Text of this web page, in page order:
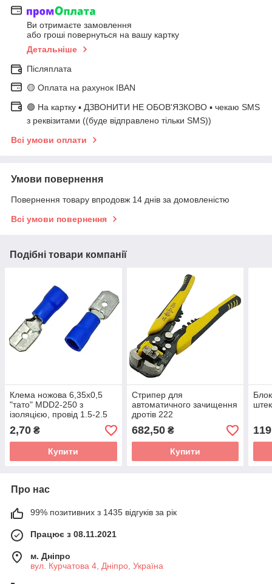
Ви отримаєте замовлення
або гроші повернуться на вашу картку
Детальніше
Післяплата
🟡 Оплата на рахунок IBAN
🟢 На картку ▪️ ДЗВОНИТИ НЕ ОБОВ'ЯЗКОВО ▪️ чекаю SMS
з реквізитами ((буде відправлено тільки SMS))
Всі умови оплати
Умови повернення
Повернення товару впродовж 14 днів за домовленістю
Всі умови повернення
Подібні товари компанії
Клема ножова 6,35x0,5
"тато" MDD2-250 з
ізоляцією, провід 1.5-2.5
мм
2,70 ₴
Купити
Стрипер для
автоматичного зачищення
дротів 222
682,50₴
Купити
Про нас
99% позитивних з 1435 відгуків за рік
Працює з 08.11.2021
м. Дніпро
вул. Курчатова 4, Дніпро, Україна